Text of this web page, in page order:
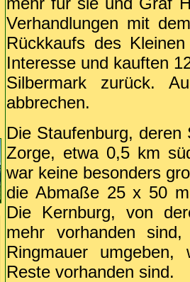
Verhandlungen mit
Rückkaufs des
Interesse und kauften
Silbermark zurück.
abbrechen.
Die Staufenburg,
Zorge, etwa 0,5 km
war keine besonders
die Abmaße 25 x 50
Die Kernburg, von
mehr vorhanden
Ringmauer
Reste vorhanden sind.